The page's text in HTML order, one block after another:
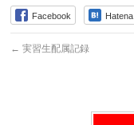
Facebook Hatena
← 実習生配属記録